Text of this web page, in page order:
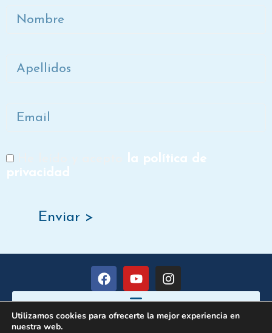
Nombre
Apellidos
Email
RGPD
la política de
privacidad
Enviar >
F
a
b
Y
o
u
u
I
n
t
a
Utilizamos cookies para ofrecerte la mejor experiencia en
nuestra web.